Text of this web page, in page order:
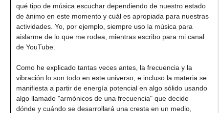
qué tipo de música escuchar dependiendo de nuestro estado
de ánimo en este momento y cuál es apropiada para nuestras
actividades. Yo, por ejemplo, siempre uso la música para
aislarme de lo que me rodea, mientras escribo para mi canal
de YouTube.
Como he explicado tantas veces antes, la frecuencia y la
vibración lo son todo en este universo, e incluso la materia se
manifiesta a partir de energía potencial en algo sólido usando
algo llamado "armónicos de una frecuencia" que decide
dónde y cuándo se desarrollará una cresta en un medio,